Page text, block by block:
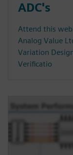
ADC's
Attend this
Analog Value
Variation
Verificatio